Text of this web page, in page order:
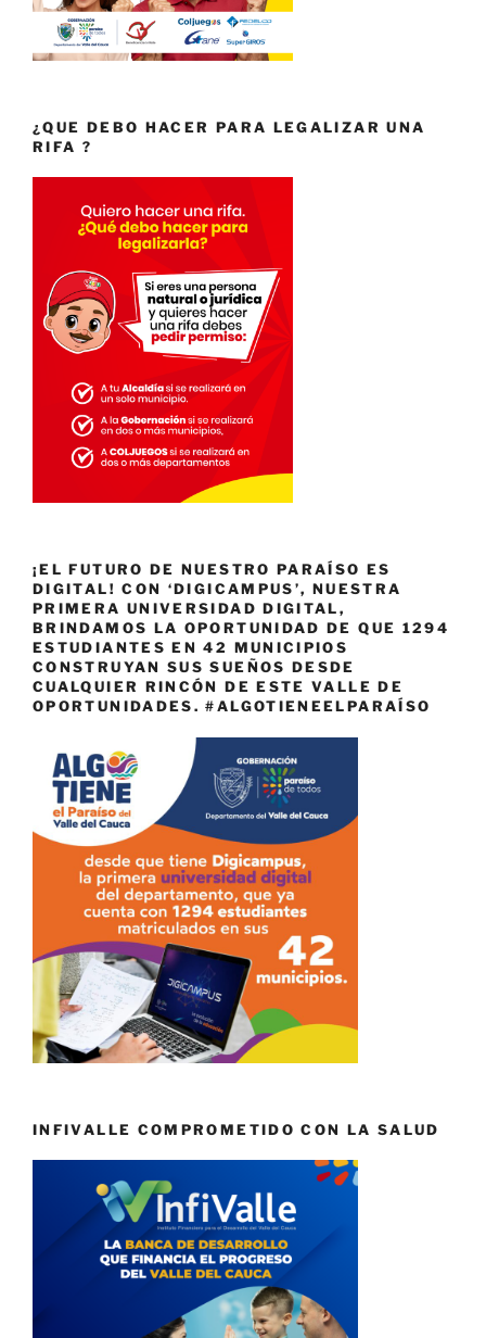
¿QUE DEBO HACER PARA LEGALIZAR UNA
RIFA ?
¡EL FUTURO DE NUESTRO PARAÍSO ES
DIGITAL! CON ‘DIGICAMPUS’, NUESTRA
PRIMERA UNIVERSIDAD DIGITAL,
BRINDAMOS LA OPORTUNIDAD DE QUE 1294
ESTUDIANTES EN 42 MUNICIPIOS
CONSTRUYAN SUS SUEÑOS DESDE
CUALQUIER RINCÓN DE ESTE VALLE DE
OPORTUNIDADES. #ALGOTIENEELPARAÍSO
INFIVALLE COMPROMETIDO CON LA SALUD